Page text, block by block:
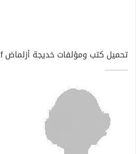
تحميل كتب ومؤلفات خديجة أزلماض pdf